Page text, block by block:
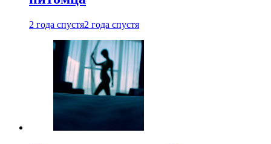
2 года спустя2 года спустя